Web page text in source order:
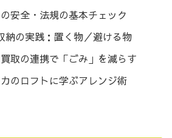
安全・法規の基本チェック
納の実践：置く物／避ける物
取の連携で「ごみ」を減らす
のロフトに学ぶアレンジ術